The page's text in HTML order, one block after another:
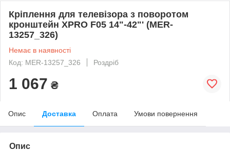
Кріплення для телевізора з поворотом
кронштейн XPRO F05 14"-42"' (MER-
13257_326)
Немає в наявності
Код: MER-13257_326
Роздріб
1 067 ₴
Опис Доставка Оплата Умови повернення
Опис